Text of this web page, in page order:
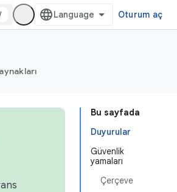
Oturum aç
Bu sayfada
Duyurular
Güvenlik
yamaları
Çerçeve